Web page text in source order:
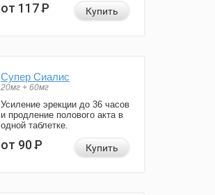
от 117Р Купить
Супер Сиалис
20мг + 60мг
Усиление эрекции до 36 часов
и продление полового акта в
одной таблетке.
от 90Р Купить